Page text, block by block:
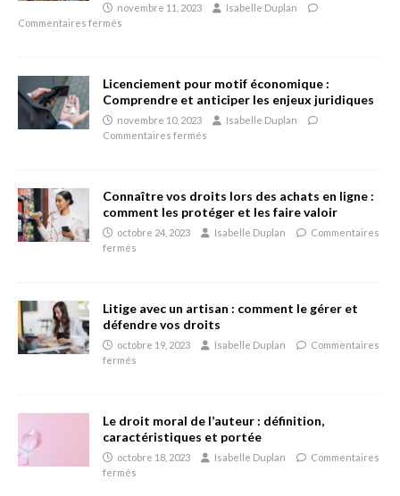
novembre 11, 2023
Isabelle Duplan
Commentaires fermés
Licenciement pour motif économique :
Comprendre et anticiper les enjeux juridiques
novembre 10, 2023
Isabelle Duplan
Commentaires fermés
Connaître vos droits lors des achats en ligne :
comment les protéger et les faire valoir
octobre 24, 2023 Isabelle Duplan
Commentaires
fermés
Litige avec un artisan : comment le gérer et
défendre vos droits
octobre 19, 2023 Isabelle Duplan
Commentaires
fermés
Le droit moral de l’auteur : définition,
caractéristiques et portée
octobre 18, 2023 Isabelle Duplan
Commentaires
fermés